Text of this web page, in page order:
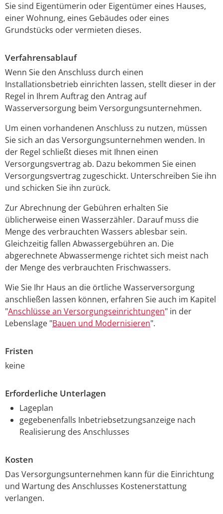
Sie sind Eigentümerin oder Eigentümer eines Hauses,
einer Wohnung, eines Gebäudes oder eines
Grundstücks oder vermieten dieses.
Verfahrensablauf
Wenn Sie den Anschluss durch einen
Installationsbetrieb einrichten lassen, stellt dieser in der
Regel in Ihrem Auftrag den Antrag auf
Wasserversorgung beim Versorgungsunternehmen.
Um einen vorhandenen Anschluss zu nutzen, müssen
Sie sich an das Versorgungsunternehmen wenden. In
der Regel schließt dieses mit Ihnen einen
Versorgungsvertrag ab. Dazu bekommen Sie einen
Versorgungsvertrag zugeschickt. Unterschreiben Sie ihn
und schicken Sie ihn zurück.
Zur Abrechnung der Gebühren erhalten Sie
üblicherweise einen Wasserzähler. Darauf muss die
Menge des verbrauchten Wassers ablesbar sein.
Gleichzeitig fallen Abwassergebühren an. Die
abgerechnete Abwassermenge richtet sich meist nach
der Menge des verbrauchten Frischwassers.
Wie Sie Ihr Haus an die örtliche Wasserversorgung
anschließen lassen können, erfahren Sie auch im Kapitel
"Anschlüsse an Versorgungseinrichtungen" in der
Lebenslage "Bauen und Modernisieren".
Fristen
keine
Erforderliche Unterlagen
Lageplan
gegebenenfalls Inbetriebsetzungsanzeige nach
Realisierung des Anschlusses
Kosten
Das Versorgungsunternehmen kann für die Einrichtung
und Wartung des Anschlusses Kostenerstattung
verlangen.